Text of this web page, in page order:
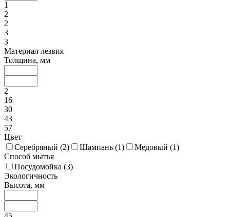
1
2
2
3
3
Материал лезвия
Толщина, мм
2
16
30
43
57
Цвет
Серебряный (2) Шампань (1) Медовый (1)
Способ мытья
Посудомойка (3)
Экологичность
Высота, мм